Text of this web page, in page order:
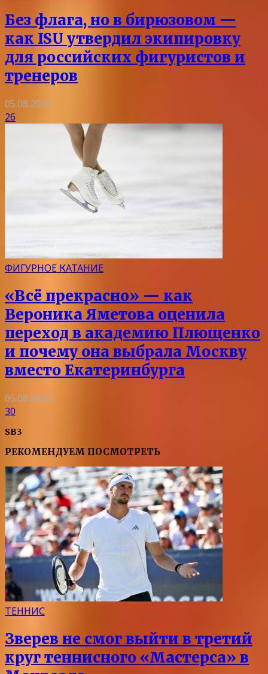
Без флага, но в бирюзовом —
как ISU утвердил экипировку
для российских фигуристов и
тренеров
05.08.2026
26
ФИГУРНОЕ КАТАНИЕ
«Всё прекрасно» — как
Вероника Яметова оценила
переход в академию Плющенко
и почему она выбрала Москву
вместо Екатеринбурга
05.08.2026
30
SB3
РЕКОМЕНДУЕМ ПОСМОТРЕТЬ
ТЕННИС
Зверев не смог выйти в третий
круг теннисного «Мастерса» в